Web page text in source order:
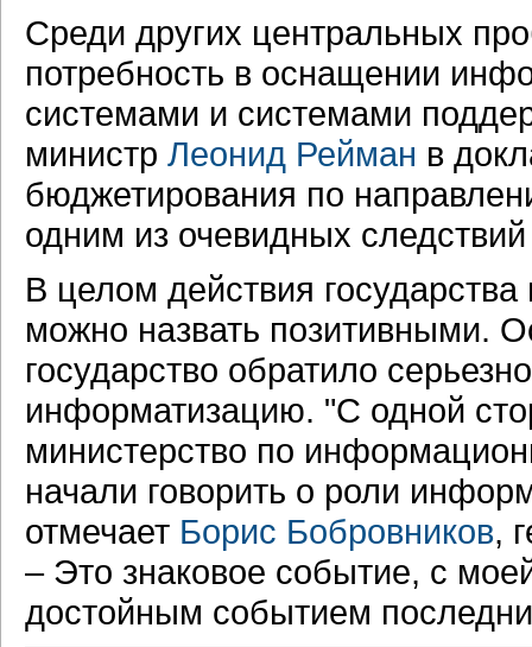
Среди других центральных
потребность в оснащении
системами и системами
министр Леонид Рейман в
бюджетирования по
одним из очевидных
В целом действия
можно назвать позитивными.
государство обратило
информатизацию. "С одной
министерство по
начали говорить о роли
отмечает Борис Бобровников,
– Это знаковое событие, с
достойным событием